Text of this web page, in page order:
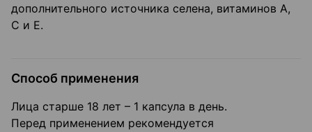
дополнительного источника селена, витаминов А,
С и Е.
Способ применения
Лица старше 18 лет – 1 капсула в день.
Перед применением рекомендуется